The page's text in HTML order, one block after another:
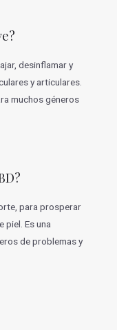
desinflamar y
y articulares.
muchos géneros
para prosperar
piel. Es una
de problemas y